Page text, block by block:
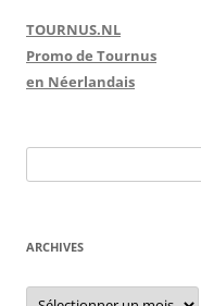
TOURNUS.NL
Promo de Tournus
en Néerlandais
e
h
r
ARCHIVES
A